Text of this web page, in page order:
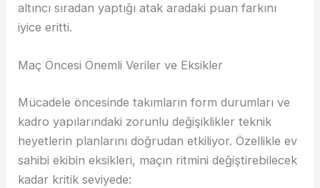
altıncı sıradan yaptığı atak aradaki puan farkını
iyice eritti.
Maç Öncesi Önemli Veriler ve Eksikler
Mücadele öncesinde takımların form durumları ve
kadro yapılarındaki zorunlu değişiklikler teknik
heyetlerin planlarını doğrudan etkiliyor. Özellikle ev
sahibi ekibin eksikleri, maçın ritmini değiştirebilecek
kadar kritik seviyede: